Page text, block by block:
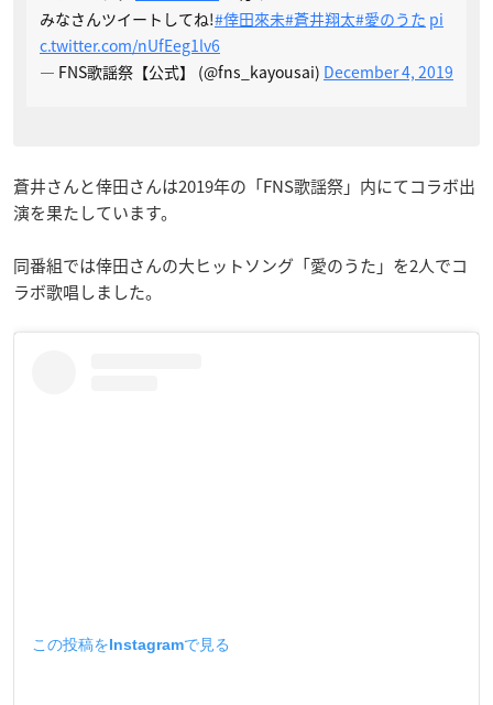
みなさんツイートしてね!#倖田來未#蒼井翔太#愛のうた pi
c.twitter.com/nUfEeg1lv6
— FNS歌謡祭【公式】 (@fns_kayousai) December 4, 2019
蒼井さんと倖田さんは2019年の「FNS歌謡祭」内にてコラボ出
演を果たしています。
同番組では倖田さんの大ヒットソング「愛のうた」を2人でコ
ラボ歌唱しました。
この投稿をInstagramで見る